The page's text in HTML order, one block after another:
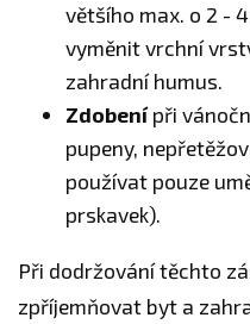
většího max. o 2 -
vyměnit vrchní
zahradní humus.
Zdobenípři
pupeny,
používat pouze
prskavek).
Při dodržování těchto
zpříjemňovat byt a